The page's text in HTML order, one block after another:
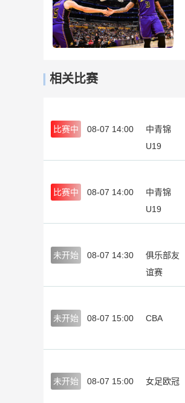
相关比赛
比赛中 08-07 14:00
中青锦
U19
比赛中 08-07 14:00
中青锦
U19
未开始 08-07 14:30
俱乐部友
谊赛
未开始 08-07 15:00 CBA
未开始 08-07 15:00 女足欧冠